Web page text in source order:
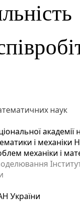
наук
академії
і механіки
механіки і
України